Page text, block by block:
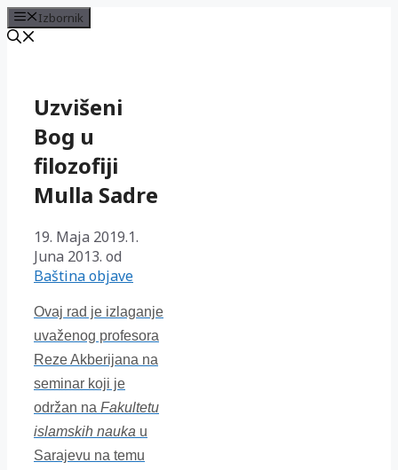
Izbornik
sadržajUzvišeni
Bog u
filozofiji
Mulla Sadre
19. Maja 2019.1.
Juna 2013. od
Baština objave
Ovaj rad je izlaganje
uvaženog profesora
Reze Akberijana na
seminar koji je
održan na Fakultetu
islamskih nauka u
Sarajevu na temu